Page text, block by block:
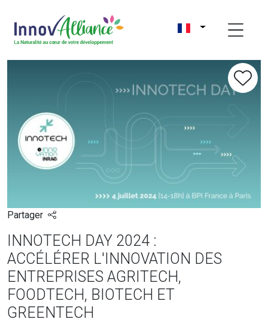
Partager
INNOTECH DAY 2024 :
ACCÉLÉRER L'INNOVATION DES
ENTREPRISES AGRITECH,
FOODTECH, BIOTECH ET
GREENTECH